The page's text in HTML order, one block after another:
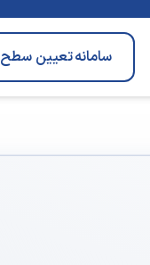
سامانهتعیین سطح